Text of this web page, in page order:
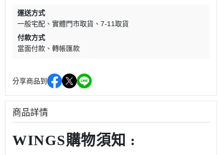
運送方式
一般宅配
實體門市取貨
7-11取貨
付款方式
當面付款
轉帳匯款
分享商品到
商品詳情
WINGS購物須知 :